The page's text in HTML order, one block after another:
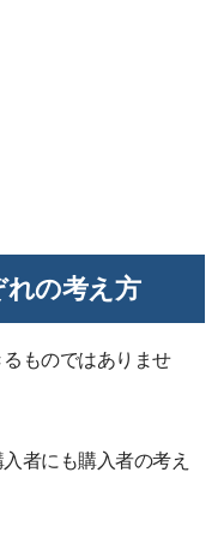
れの考え方
ものではありませ
者にも購入者の考え